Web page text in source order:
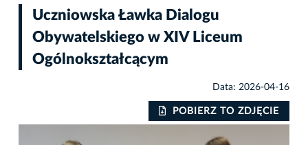
Uczniowska Ławka Dialogu
Obywatelskiego w XIV Liceum
Ogólnokształcącym
Data: 2026-04-16
POBIERZ TO ZDJĘCIE